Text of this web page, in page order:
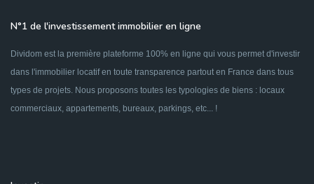
N°1 de l'investissement immobilier en ligne
Dividom est la première plateforme 100% en ligne qui vous permet d'investir
dans l'immobilier locatif en toute transparence partout en France dans tous
types de projets. Nous proposons toutes les typologies de biens : locaux
commerciaux, appartements, bureaux, parkings, etc... !